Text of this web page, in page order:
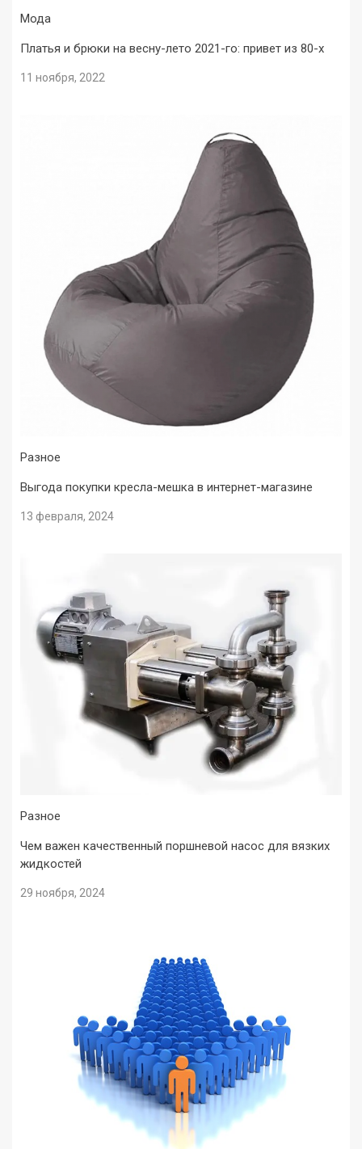
Мода
Платья и брюки на весну-лето 2021-го: привет из 80-х
11 ноября, 2022
Разное
Выгода покупки кресла-мешка в интернет-магазине
13 февраля, 2024
Разное
Чем важен качественный поршневой насос для вязких
жидкостей
29 ноября, 2024